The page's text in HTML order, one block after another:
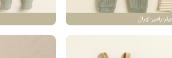
بیلر-رامپر-اورال